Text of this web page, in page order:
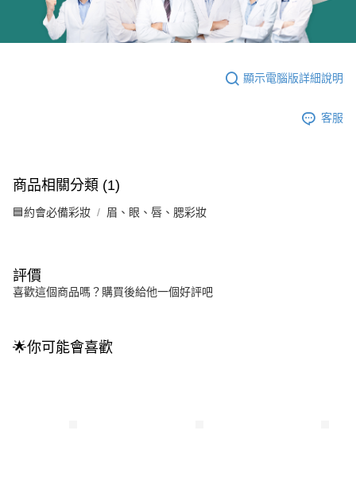
顯示電腦版詳細說明
客服
商品相關分類 (1)
🟦約會必備彩妝 眉、眼、唇、腮彩妝
評價
喜歡這個商品嗎？購買後給他一個好評吧
🌟你可能會喜歡